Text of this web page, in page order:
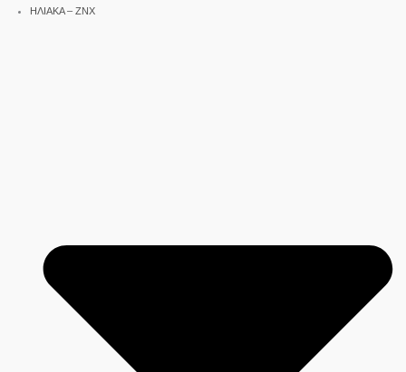
ΗΛΙΑΚΑ – ΖΝΧ